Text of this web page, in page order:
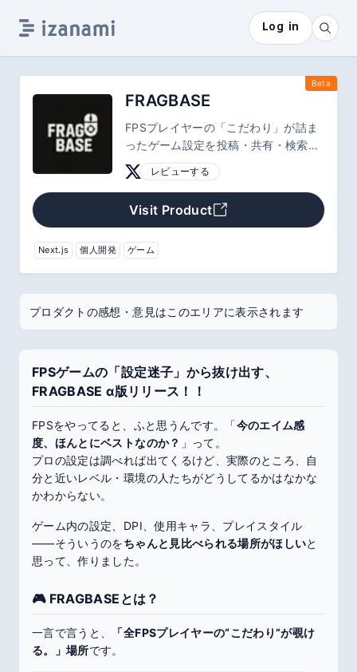
Log in
Beta
FRAGBASE
FPSプレイヤーの「こだわり」が詰ま
ったゲーム設定を投稿・共有・検索と
いう形で閲覧できる掲示板型コミュニ
ティ。
レビューする
Visit Product
Next.js 個人開発 ゲーム
プロダクトの感想・意見はこのエリアに表示されます
FPSゲームの「設定迷子」から抜け出す、
FRAGBASE α版リリース！！
FPSをやってると、ふと思うんです。「今のエイム感
度、ほんとにベストなのか？ 」って。
プロの設定は調べれば出てくるけど、実際のところ、自
分と近いレベル・環境の人たちがどうしてるかはなかな
かわからない。
ゲーム内の設定、DPI、使用キャラ、プレイスタイル
——そういうのをちゃんと見比べられる場所がほしいと
思って、作りました。
🎮 FRAGBASEとは？
一言で言うと、
「全FPSプレイヤーの“こだわり”が覗け
る。」場所です。